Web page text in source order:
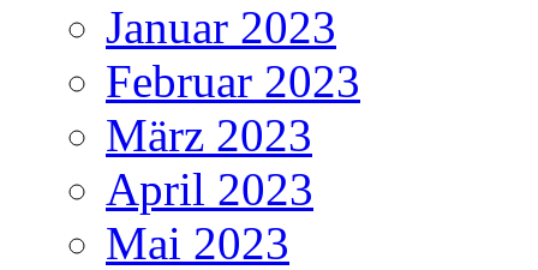
Januar 2023
Februar 2023
März 2023
April 2023
Mai 2023